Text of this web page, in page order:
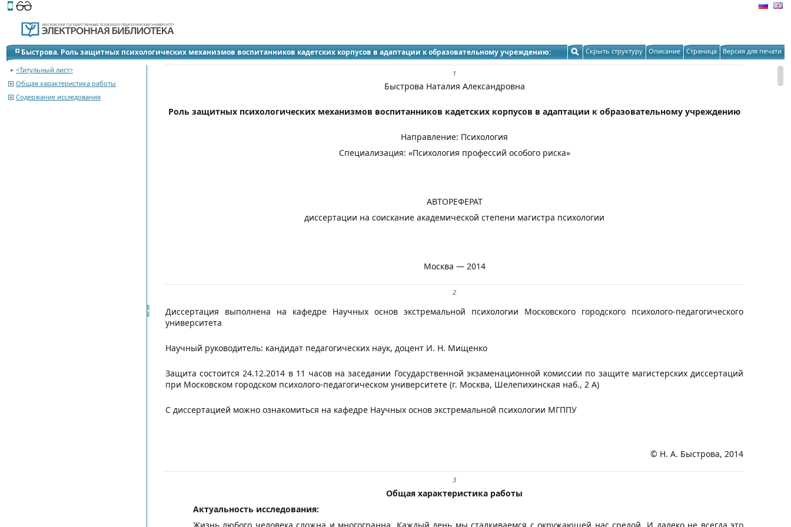
Этот сайт поддерживает
Быстрова. Роль защитных психологических механизмов воспитанников кадетских корпусов в адаптации к образовательному учреждению:
Автореферат магистерской диссертации
Скрыть структуру Описание Страница Версия для печати
<Титульный лист>
Общая характеристика работы
Содержание исследования
1
Быстрова Наталия Александровна
Роль защитных психологических механизмов воспитанников кадетских корпусов в адаптации к образовательному учреждению
Направление: Психология
Специализация: «Психология профессий особого риска»
АВТОРЕФЕРАТ
диссертации на соискание академической степени магистра психологии
Москва — 2014
2
Диссертация выполнена на кафедре Научных основ экстремальной психологии Московского городского психолого-педагогического
университета
Научный руководитель: кандидат педагогических наук, доцент И. Н. Мищенко
Защита состоится 24.12.2014 в 11 часов на заседании Государственной экзаменационной комиссии по защите магистерских диссертаций
при Московском городском психолого-педагогическом университете (г. Москва, Шелепихинская наб., 2 А)
С диссертацией можно ознакомиться на кафедре Научных основ экстремальной психологии МГППУ
© Н. А. Быстрова, 2014
3
Общая характеристика работы
Актуальность исследования:
Жизнь любого человека сложна и многогранна. Каждый день мы сталкиваемся с окружающей нас средой. И далеко не всегда это